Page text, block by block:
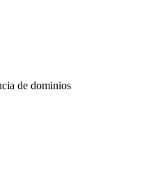
de dominios